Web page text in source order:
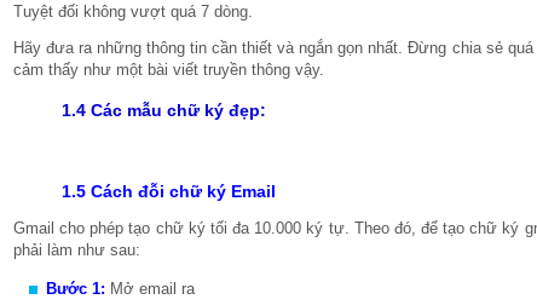
Tuyệt đối không vượt quá 7 dòng.
Hãy đưa ra những thông tin cần thiết và ngắn gọn nhất. Đừng chia sẻ
cảm thấy như một bài viết truyền thông vậy.
1.4 Các mẫu chữ ký đẹp:
1.5 Cách đỗi chữ ký Email
Gmail cho phép tạo chữ ký tối đa 10.000 ký tự. Theo đó, để tạo chữ ký
phải làm như sau:
Bước 1: Mở email ra